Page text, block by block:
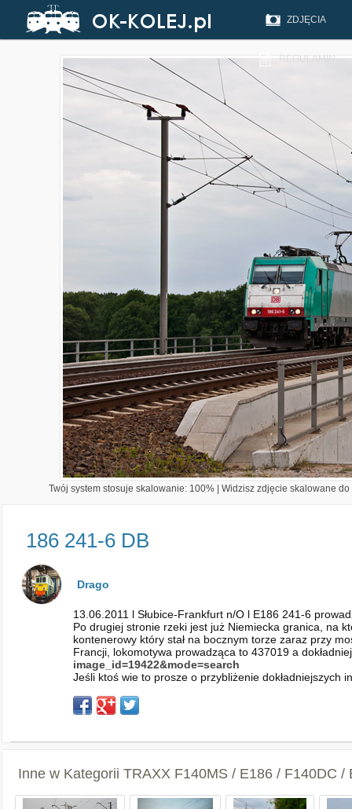
ZDJĘCIA
REGULAMIN
Twój system stosuje skalowanie: 100% | Widzisz zdjęcie skalowane
186 241-6 DB
Drago
13.06.2011 l Słubice-Frankfurt n/O l E186 241-6
Po drugiej stronie rzeki jest już Niemiecka granica, na
kontenerowy który stał na bocznym torze zaraz przy
Francji, lokomotywa prowadząca to 437019 a
image_id=19422&mode=search
Jeśli ktoś wie to prosze o przybliżenie dokładniejszych
Inne w Kategorii TRAXX F140MS / E186 / F140DC /